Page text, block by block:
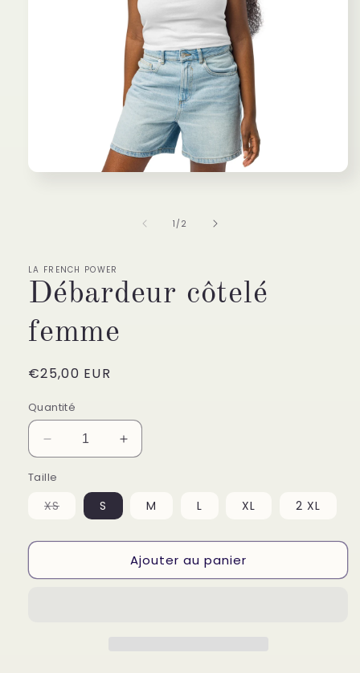
1 /de
2
LA FRENCH POWER
Débardeur côtelé
femme
Prix
€25,00 EUR
Quantité
Réduire
la
quantité
Débardeur
femme
Augmenter
la
de
Débardeur
femme
Taille
XSVariante
épuisée
indisponible
S M L XL 2 XL
Ajouter au panier